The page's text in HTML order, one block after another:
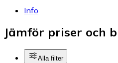
Info
Jämför priser och
Alla filter